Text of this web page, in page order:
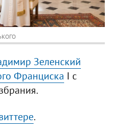
Зеленский
Франциска I с
.